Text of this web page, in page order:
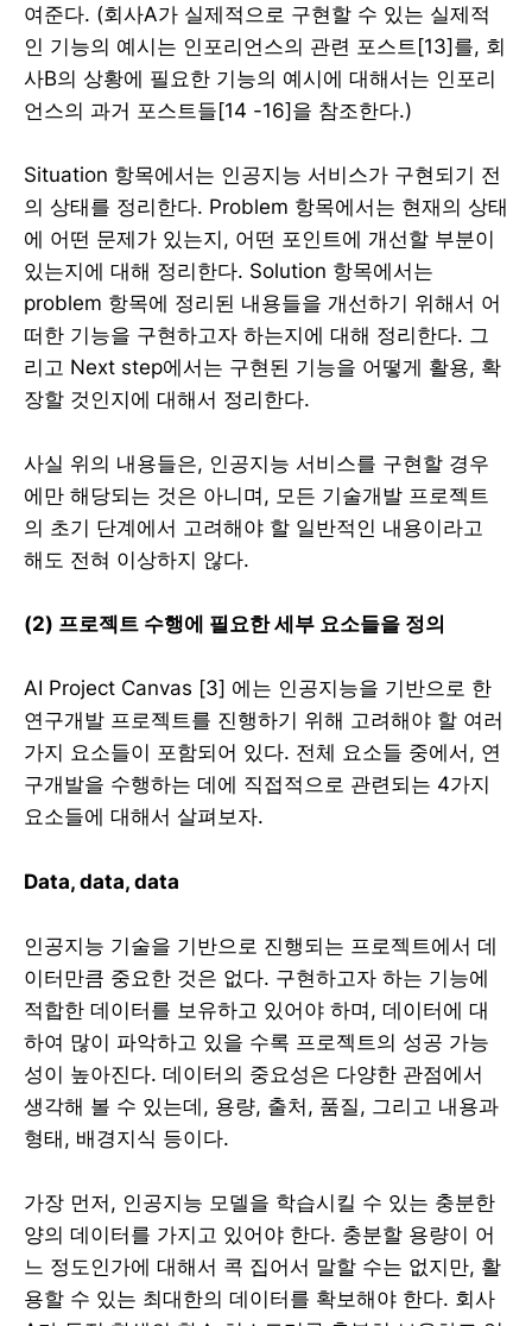
여준다. (회사A가 실제적으로 구현할 수 있는 실제적
인 기능의 예시는 인포리언스의 관련 포스트[13]를, 회
사B의 상황에 필요한 기능의 예시에 대해서는 인포리
언스의 과거 포스트들[14 -16]을 참조한다.)
Situation 항목에서는 인공지능 서비스가 구현되기 전
의 상태를 정리한다. Problem 항목에서는 현재의 상태
에 어떤 문제가 있는지, 어떤 포인트에 개선할 부분이
있는지에 대해 정리한다. Solution 항목에서는
problem 항목에 정리된 내용들을 개선하기 위해서 어
떠한 기능을 구현하고자 하는지에 대해 정리한다. 그
리고 Next step에서는 구현된 기능을 어떻게 활용, 확
장할 것인지에 대해서 정리한다.
사실 위의 내용들은, 인공지능 서비스를 구현할 경우
에만 해당되는 것은 아니며, 모든 기술개발 프로젝트
의 초기 단계에서 고려해야 할 일반적인 내용이라고
해도 전혀 이상하지 않다.
(2) 프로젝트 수행에 필요한 세부 요소들을 정의
AI Project Canvas [3] 에는 인공지능을 기반으로 한
연구개발 프로젝트를 진행하기 위해 고려해야 할 여러
가지 요소들이 포함되어 있다. 전체 요소들 중에서, 연
구개발을 수행하는 데에 직접적으로 관련되는 4가지
요소들에 대해서 살펴보자.
Data, data, data
인공지능 기술을 기반으로 진행되는 프로젝트에서 데
이터만큼 중요한 것은 없다. 구현하고자 하는 기능에
적합한 데이터를 보유하고 있어야 하며, 데이터에 대
하여 많이 파악하고 있을 수록 프로젝트의 성공 가능
성이 높아진다. 데이터의 중요성은 다양한 관점에서
생각해 볼 수 있는데, 용량, 출처, 품질, 그리고 내용과
형태, 배경지식 등이다.
가장 먼저, 인공지능 모델을 학습시킬 수 있는 충분한
양의 데이터를 가지고 있어야 한다. 충분할 용량이 어
느 정도인가에 대해서 콕 집어서 말할 수는 없지만, 활
용할 수 있는 최대한의 데이터를 확보해야 한다. 회사